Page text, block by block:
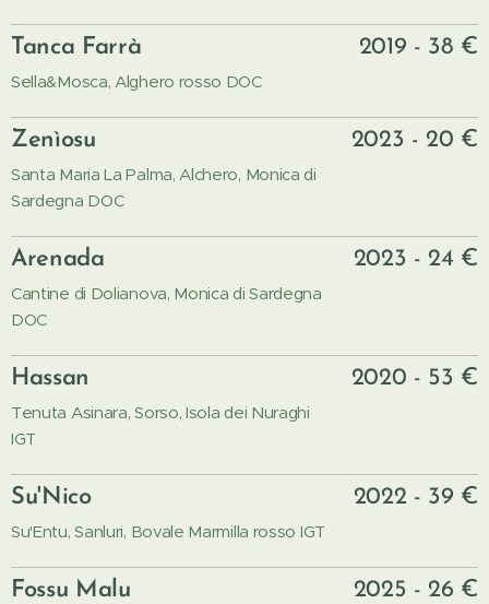
Tanca Farrà
Sella&Mosca, Alghero rosso DOC
2019 - 38 €
Zenìosu
Santa Maria La Palma, Alchero, Monica di
Sardegna DOC
2023 - 20 €
Arenada
Cantine di Dolianova, Monica di Sardegna
DOC
2023 - 24 €
Hassan
Tenuta Asinara, Sorso, Isola dei Nuraghi
IGT
2020 - 53 €
Su'Nico
Su'Entu, Sanluri, Bovale Marmilla rosso IGT
2022 - 39 €
Fossu Malu 2025 - 26 €